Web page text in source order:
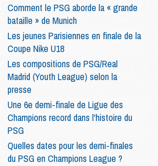
Comment le PSG aborde la « grande
bataille » de Munich
Les jeunes Parisiennes en finale de la
Coupe Nike U18
Les compositions de PSG/Real
Madrid (Youth League) selon la
presse
Une 6e demi-finale de Ligue des
Champions record dans l'histoire du
PSG
Quelles dates pour les demi-finales
du PSG en Champions League ?